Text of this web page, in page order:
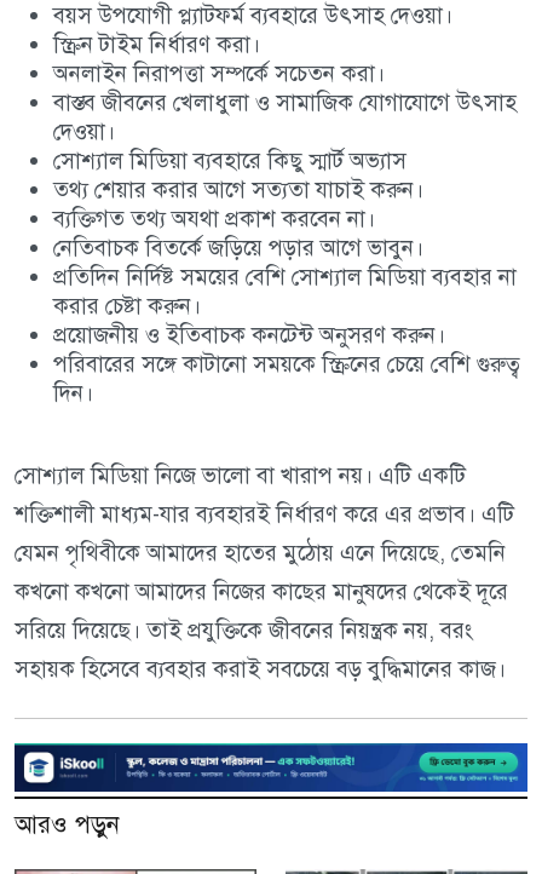
বয়স উপযোগী প্ল্যাটফর্ম ব্যবহারে উৎসাহ দেওয়া।
স্ক্রিন টাইম নির্ধারণ করা।
অনলাইন নিরাপত্তা সম্পর্কে সচেতন করা।
বাস্তব জীবনের খেলাধুলা ও সামাজিক যোগাযোগে উৎসাহ
দেওয়া।
সোশ্যাল মিডিয়া ব্যবহারে কিছু স্মার্ট অভ্যাস
তথ্য শেয়ার করার আগে সত্যতা যাচাই করুন।
ব্যক্তিগত তথ্য অযথা প্রকাশ করবেন না।
নেতিবাচক বিতর্কে জড়িয়ে পড়ার আগে ভাবুন।
প্রতিদিন নির্দিষ্ট সময়ের বেশি সোশ্যাল মিডিয়া ব্যবহার না
করার চেষ্টা করুন।
প্রয়োজনীয় ও ইতিবাচক কনটেন্ট অনুসরণ করুন।
পরিবারের সঙ্গে কাটানো সময়কে স্ক্রিনের চেয়ে বেশি গুরুত্ব
দিন।
সোশ্যাল মিডিয়া নিজে ভালো বা খারাপ নয়। এটি একটি
শক্তিশালী মাধ্যম-যার ব্যবহারই নির্ধারণ করে এর প্রভাব। এটি
যেমন পৃথিবীকে আমাদের হাতের মুঠোয় এনে দিয়েছে, তেমনি
কখনো কখনো আমাদের নিজের কাছের মানুষদের থেকেই দূরে
সরিয়ে দিয়েছে। তাই প্রযুক্তিকে জীবনের নিয়ন্ত্রক নয়, বরং
সহায়ক হিসেবে ব্যবহার করাই সবচেয়ে বড় বুদ্ধিমানের কাজ।
আরও পড়ুন